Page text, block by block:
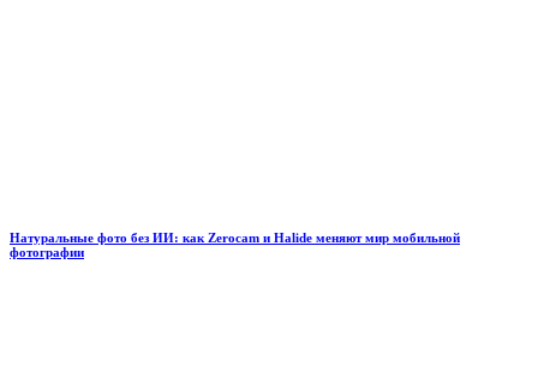
Натуральные фото без ИИ: как Zerocam и Halide меняют мир мобильной
фотографии